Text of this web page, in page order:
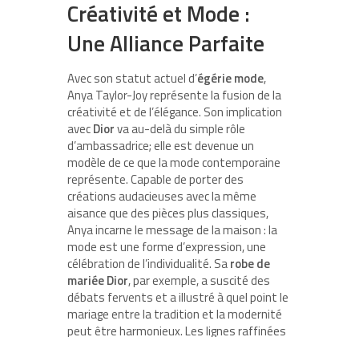
Créativité et Mode :
Une Alliance Parfaite
Avec son statut actuel d’égérie mode,
Anya Taylor-Joy représente la fusion de la
créativité et de l’élégance. Son implication
avecDiorva au-delà du simple rôle
d’ambassadrice; elle est devenue un
modèle de ce que la mode contemporaine
représente. Capable de porter des
créations audacieuses avec la même
aisance que des pièces plus classiques,
Anya incarne le message de la maison : la
mode est une forme d’expression, une
célébration de l’individualité. Sarobe de
mariée Dior, par exemple, a suscité des
débats fervents et a illustré à quel point le
mariage entre la tradition et la modernité
peut être harmonieux. Les lignes raffinées